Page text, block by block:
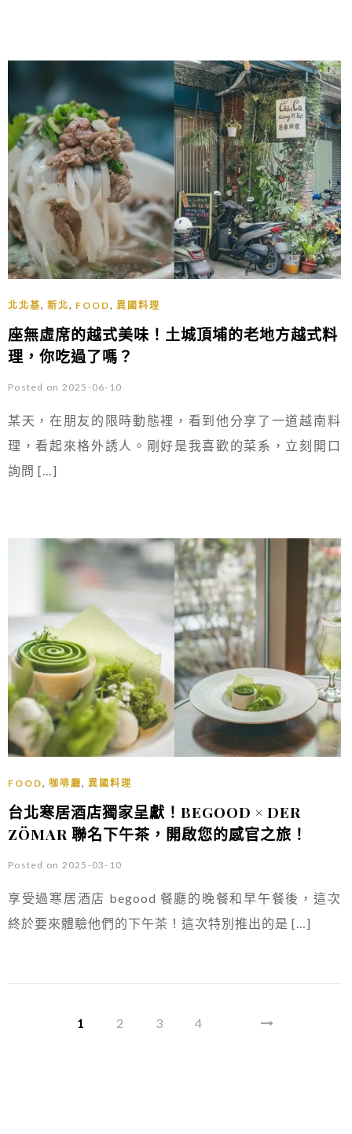
北北基, 新北, FOOD, 異國料理
座無虛席的越式美味！土城頂埔的老地方越式料
理，你吃過了嗎？
Posted on 2025-06-10
某天，在朋友的限時動態裡，看到他分享了一道越南料
理，看起來格外誘人。剛好是我喜歡的菜系，立刻開口
詢問 […]
FOOD, 咖啡廳, 異國料理
台北寒居酒店獨家呈獻！BEGOOD × DER
ZÖMAR 聯名下午茶，開啟您的感官之旅！
Posted on 2025-03-10
享受過寒居酒店 begood 餐廳的晚餐和早午餐後，這次
終於要來體驗他們的下午茶！這次特別推出的是 […]
1 2 3 4